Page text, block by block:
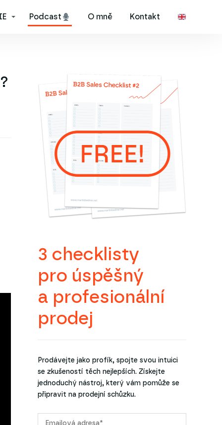
Podcast O mně Kontakt
3 checklisty
pro úspěšný
a profesionální
prodej
Prodávejte jako profík, spojte svou intuici
se zkušeností těch nejlepších. Získejte
jednoduchý nástroj, který vám pomůže se
připravit na prodejní schůzku.